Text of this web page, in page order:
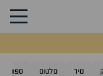
סיד סלטוס